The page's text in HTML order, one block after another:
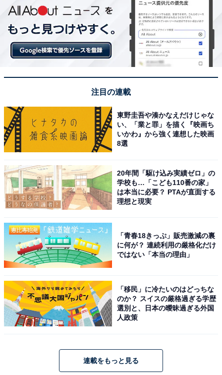
出典：Amazon
じく、ドラえもんと一緒に学んでいく学習漫画。算数や
国語、社会などを扱っており、中には中学受験で役立つ
内容も含まれています。また「プレ学習シリーズ」とい
「分かりやすくて、また、ドラえもんがいる事で興味を
誘った」「ドラえもんが好きなので」など、なじみのキ
きるからです」など、教科を幅広く取り扱っている点が
注目の連載
東野圭吾や湊かなえだけじゃな
い、「業と罪」を描く『映画ち
いかわ』から強く連想した映画
8選
20年間「駆け込み実績ゼロ」の
学校も…「こども110番の家」
は本当に必要？ PTAが直面する
理想と現実
「青春18きっぷ」販売激減の裏
に何が？ 連続利用の厳格化だけ
ではない「本当の理由」
「移民」に冷たいのはどっちな
のか？ スイスの厳格過ぎる学歴
選別と、日本の曖昧過ぎる外国
人政策
連載をもっと見る